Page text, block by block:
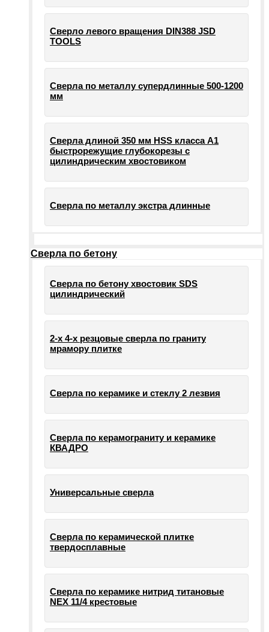
Сверло левого вращения DIN388 JSD
TOOLS
Сверла по металлу супердлинные 500-1200
мм
Сверла длиной 350 мм HSS класса А1
быстрорежущие глубокорезы с
цилиндрическим хвостовиком
Сверла по металлу экстра длинные
Сверла по бетону
Сверла по бетону хвостовик SDS
цилиндрический
2-х 4-х резцовые сверла по граниту
мрамору плитке
Сверла по керамике и стеклу 2 лезвия
Сверла по керамограниту и керамике
КВАДРО
Универсальные сверла
Сверла по керамической плитке
твердосплавные
Сверла по керамике нитрид титановые
NEX 11/4 крестовые